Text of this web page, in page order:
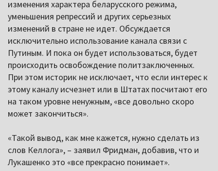
изменения характера беларусского режима,
уменьшения репрессий и других серьезных
изменений в стране не идет. Обсуждается
исключительно использование канала связи с
Путиным. И пока он будет использоваться, будет
происходить освобождение политзаключенных.
При этом историк не исключает, что если интерес к
этому каналу исчезнет или в Штатах посчитают его
на таком уровне ненужным, «все довольно скоро
может закончиться».
«Такой вывод, как мне кажется, нужно сделать из
слов Келлога», – заявил Фридман, добавив, что и
Лукашенко это «все прекрасно понимает».